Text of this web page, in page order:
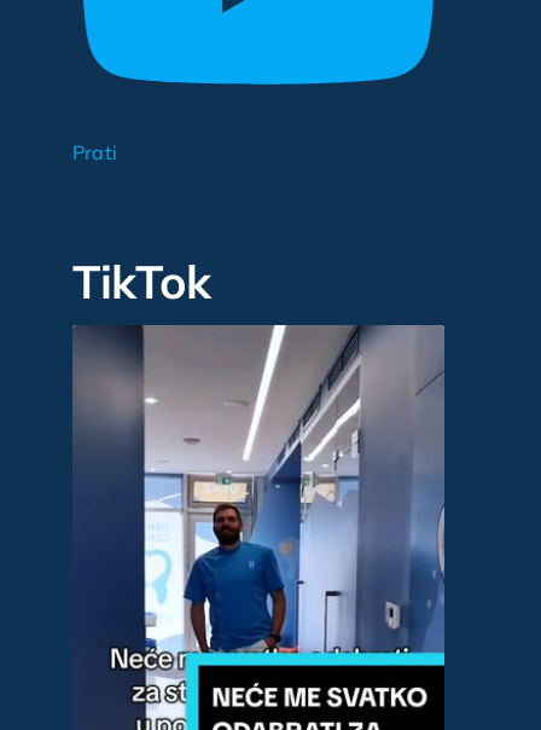
Prati
TikTok